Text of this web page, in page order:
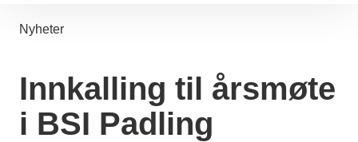
Nyheter
Innkalling til årsmøte
i BSI Padling